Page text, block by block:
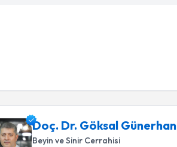
Doç. Dr. Göksal Günerhan
Beyin ve Sinir Cerrahisi